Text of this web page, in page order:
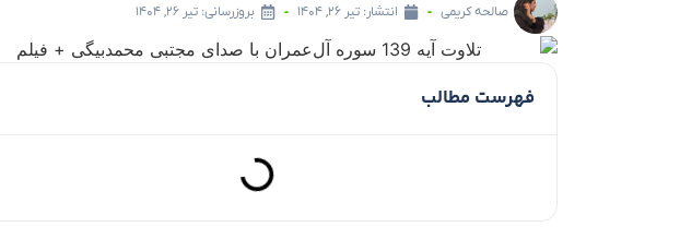
صالحه کریمی انتشار: تیر ۲۶, ۱۴۰۴ بروزرسانی: تیر ۲۶, ۱۴۰۴
فهرست مطالب